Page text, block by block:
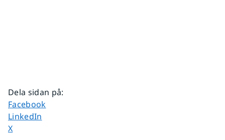
Dela sidan på:
Dela sidan på
Facebook
Dela sidan på
LinkedIn
Dela sidan på
X